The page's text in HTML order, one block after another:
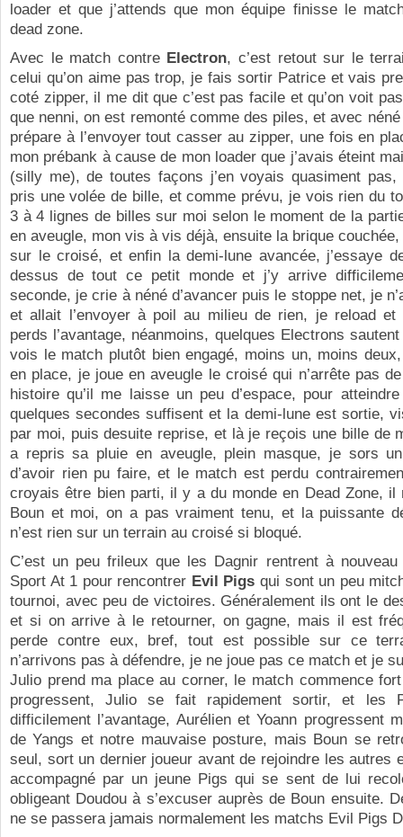
loader et que j’attends que mon équipe finisse le
dead zone.
Avec le match contre Electron, c’est retout sur le
celui qu’on aime pas trop, je fais sortir Patrice et vais
coté zipper, il me dit que c’est pas facile et qu’on voit
que nenni, on est remonté comme des piles, et avec
prépare à l’envoyer tout casser au zipper, une fois en
mon prébank à cause de mon loader que j’avais éteint
(silly me), de toutes façons j’en voyais quasiment pas,
pris une volée de bille, et comme prévu, je vois rien du
3 à 4 lignes de billes sur moi selon le moment de la
en aveugle, mon vis à vis déjà, ensuite la brique
sur le croisé, et enfin la demi-lune avancée, j’essaye
dessus de tout ce petit monde et j’y arrive
seconde, je crie à néné d’avancer puis le stoppe net, je
et allait l’envoyer à poil au milieu de rien, je reload et
perds l’avantage, néanmoins, quelques Electrons
vois le match plutôt bien engagé, moins un, moins
en place, je joue en aveugle le croisé qui n’arrête pas
histoire qu’il me laisse un peu d’espace, pour
quelques secondes suffisent et la demi-lune est sortie,
par moi, puis desuite reprise, et là je reçois une bille de
a repris sa pluie en aveugle, plein masque, je sors
d’avoir rien pu faire, et le match est perdu
croyais être bien parti, il y a du monde en Dead Zone, il
Boun et moi, on a pas vraiment tenu, et la puissante
n’est rien sur un terrain au croisé si bloqué.
C’est un peu frileux que les Dagnir rentrent à
Sport At 1 pour rencontrer Evil Pigs qui sont un peu
tournoi, avec peu de victoires. Généralement ils ont le
et si on arrive à le retourner, on gagne, mais il est
perde contre eux, bref, tout est possible sur ce
n’arrivons pas à défendre, je ne joue pas ce match et je
Julio prend ma place au corner, le match commence
progressent, Julio se fait rapidement sortir, et les
difficilement l’avantage, Aurélien et Yoann progressent
de Yangs et notre mauvaise posture, mais Boun se
seul, sort un dernier joueur avant de rejoindre les autres
accompagné par un jeune Pigs qui se sent de lui
obligeant Doudou à s’excuser auprès de Boun ensuite.
ne se passera jamais normalement les matchs Evil Pigs